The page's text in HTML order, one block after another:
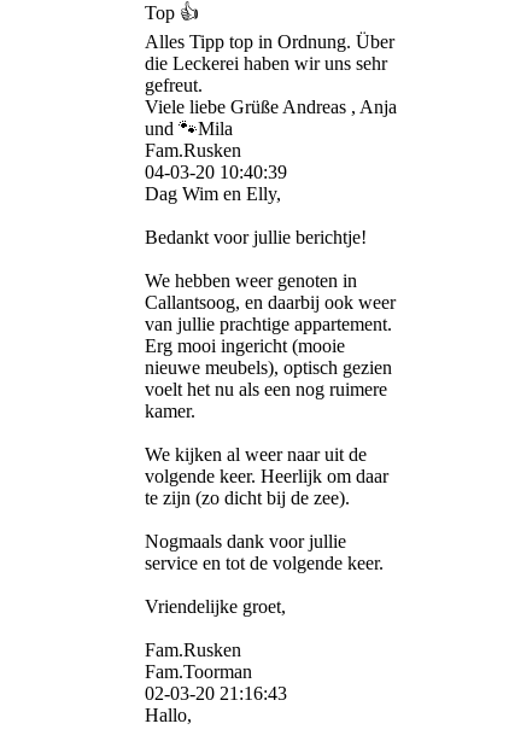
Top 👍
Alles Tipp top in Ordnung. Über
die Leckerei haben wir uns sehr
gefreut.
Viele liebe Grüße Andreas , Anja
und 🐾Mila
Fam.Rusken
04-03-20 10:40:39
Dag Wim en Elly,
Bedankt voor jullie berichtje!
We hebben weer genoten in
Callantsoog, en daarbij ook weer
van jullie prachtige appartement.
Erg mooi ingericht (mooie
nieuwe meubels), optisch gezien
voelt het nu als een nog ruimere
kamer.
We kijken al weer naar uit de
volgende keer. Heerlijk om daar
te zijn (zo dicht bij de zee).
Nogmaals dank voor jullie
service en tot de volgende keer.
Vriendelijke groet,
Fam.Rusken
Fam.Toorman
02-03-20 21:16:43
Hallo,